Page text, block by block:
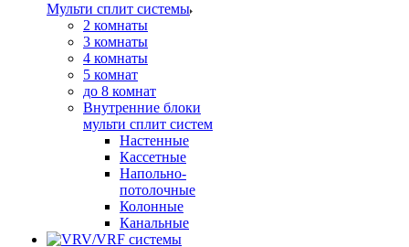
Мульти сплит системы
2 комнаты
3 комнаты
4 комнаты
5 комнат
до 8 комнат
Внутренние блоки
мульти сплит систем
Настенные
Кассетные
Напольно-
потолочные
Колонные
Канальные